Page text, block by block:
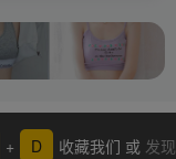
+ D 收藏我们 或 发现